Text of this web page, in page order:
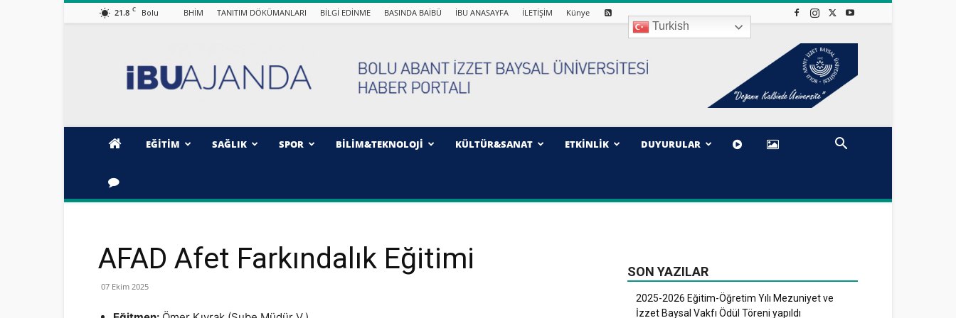
21.8 C Bolu BHİM TANITIM DÖKÜMANLARI BİLGİ EDİNME BASINDA BAİBÜ İBU ANASAYFA İLETİŞİM Künye
Turkish
EĞİTİM SAĞLIK SPOR BİLİM&TEKNOLOJİ KÜLTÜR&SANAT ETKİNLİK DUYURULAR
AFAD Afet Farkındalık Eğitimi
07 Ekim 2025
SON YAZILAR
2025-2026 Eğitim-Öğretim Yılı Mezuniyet ve
İzzet Baysal Vakfı Ödül Töreni yapıldı